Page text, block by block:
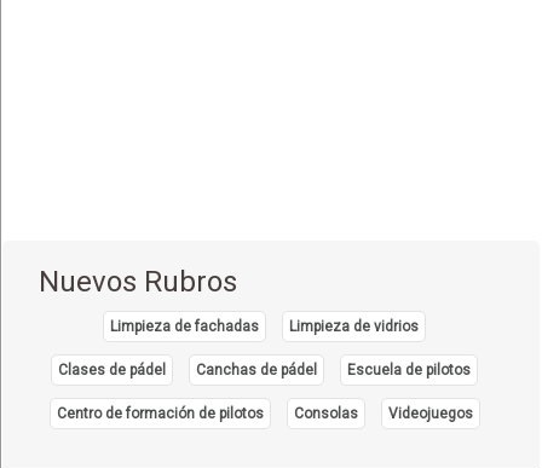
Nuevos Rubros
Limpieza de fachadas Limpieza de vidrios
Clases de pádel Canchas de pádel Escuela de pilotos
Centro de formación de pilotos Consolas Videojuegos